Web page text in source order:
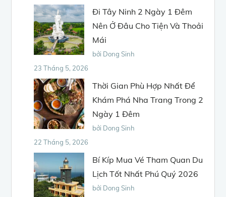
Đi Tây Ninh 2 Ngày 1 Đêm
Nên Ở Đâu Cho Tiện Và Thoải
Mái
bởi Dong Sinh
23 Tháng 5, 2026
Thời Gian Phù Hợp Nhất Để
Khám Phá Nha Trang Trong 2
Ngày 1 Đêm
bởi Dong Sinh
22 Tháng 5, 2026
Bí Kíp Mua Vé Tham Quan Du
Lịch Tốt Nhất Phú Quý 2026
bởi Dong Sinh